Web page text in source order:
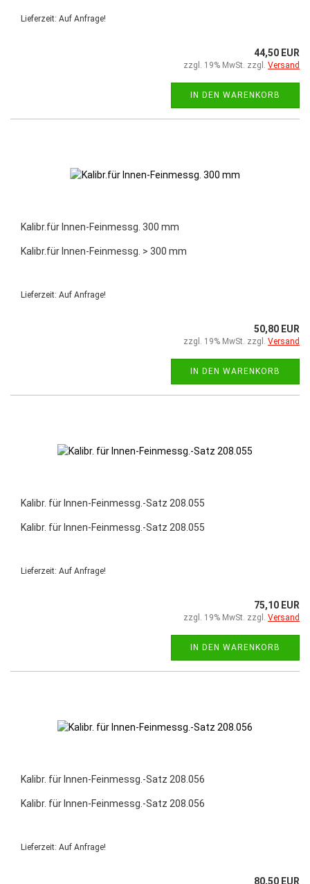
Lieferzeit: Auf Anfrage!
44,50 EUR
zzgl. 19% MwSt. zzgl. Versand
IN DEN WARENKORB
Kalibr.für Innen-Feinmessg. 300 mm
Kalibr.für Innen-Feinmessg. > 300 mm
Lieferzeit: Auf Anfrage!
50,80 EUR
zzgl. 19% MwSt. zzgl. Versand
IN DEN WARENKORB
Kalibr. für Innen-Feinmessg.-Satz 208.055
Kalibr. für Innen-Feinmessg.-Satz 208.055
Lieferzeit: Auf Anfrage!
75,10 EUR
zzgl. 19% MwSt. zzgl. Versand
IN DEN WARENKORB
Kalibr. für Innen-Feinmessg.-Satz 208.056
Kalibr. für Innen-Feinmessg.-Satz 208.056
Lieferzeit: Auf Anfrage!
80,50 EUR